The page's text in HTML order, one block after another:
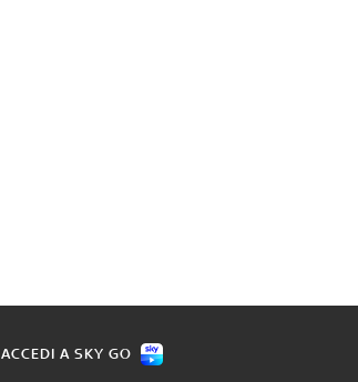
ACCEDI A SKY GO